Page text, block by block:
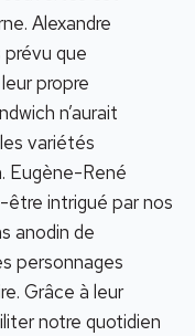
Alexandre
prévu que
propre
n’aurait
variétés
Eugène-René
intrigué par nos
anodin de
personnages
Grâce à leur
notre quotidien